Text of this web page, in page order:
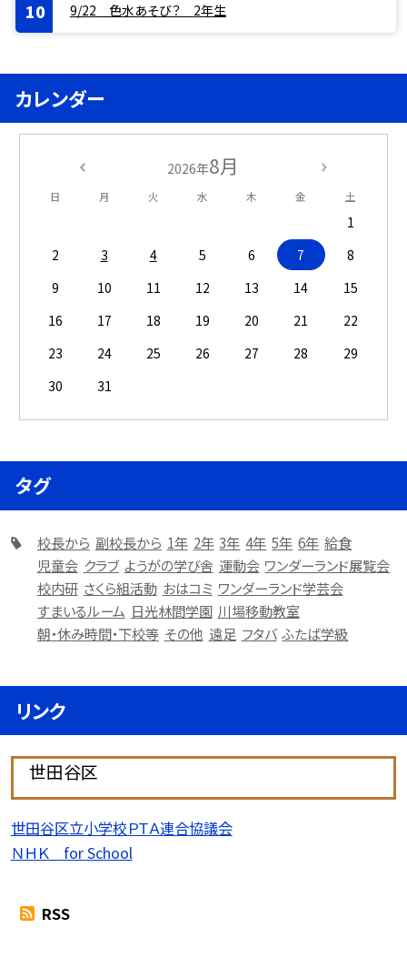
9/22 色水あそび？ 2年生
カレンダー
2026年8月
日 月 火 水 木 金 土
1
2
3 4 5 6 7
8
9
10 11 12 13 14
15
16
17 18 19 20 21
22
23
24 25 26 27 28
29
30
31
タグ
校長から 副校長から 1年 2年 3年 4年 5年 6年 給食
児童会 クラブ ようがの学び舎 運動会 ワンダーランド展覧会
校内研 さくら組活動 おはコミ ワンダーランド学芸会
すまいるルーム 日光林間学園 川場移動教室
朝・休み時間・下校等 その他 遠足 フタバ ふたば学級
リンク
世田谷区
世田谷区立小学校ＰＴＡ連合協議会
ＮＨＫ for School
RSS